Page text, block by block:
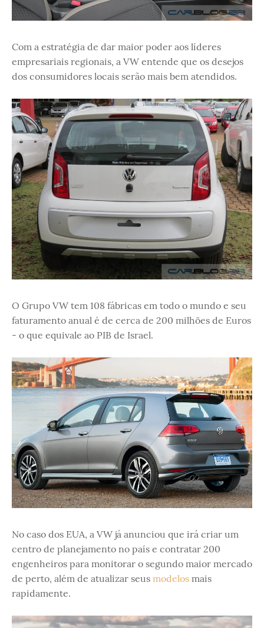
Com a estratégia de dar maior poder aos líderes
empresariais regionais, a VW entende que os desejos
dos consumidores locais serão mais bem atendidos.
O Grupo VW tem 108 fábricas em todo o mundo e seu
faturamento anual é de cerca de 200 milhões de Euros
- o que equivale ao PIB de Israel.
No caso dos EUA, a VW já anunciou que irá criar um
centro de planejamento no país e contratar 200
engenheiros para monitorar o segundo maior mercado
de perto, além de atualizar seus modelos mais
rapidamente.